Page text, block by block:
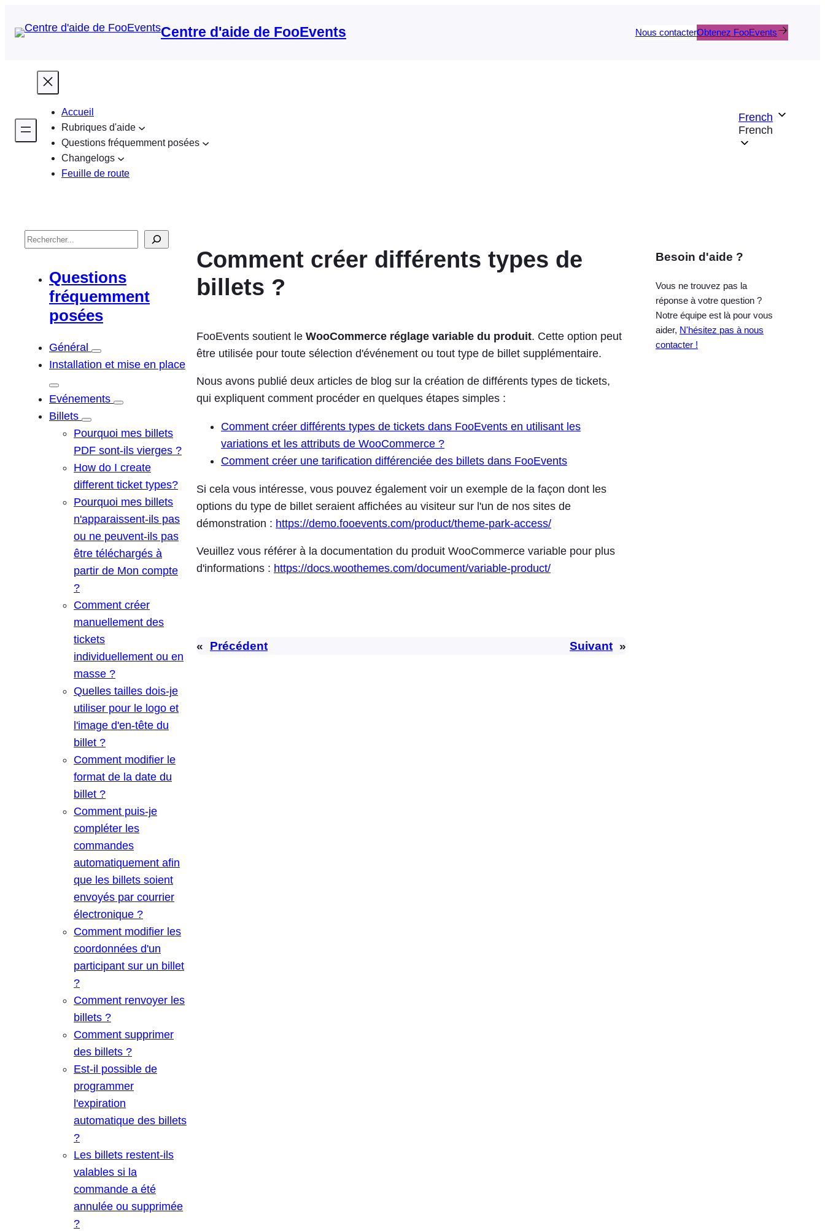
Centre d'aide de FooEvents Nous contacterObtenez FooEvents
Accueil
Rubriques d'aide
Questions fréquemment posées
Changelogs
Feuille de route
French
French
R
Questions
fréquemment
posées
Général
Installation et mise en place
Evénements
Billets
Pourquoi mes billets
PDF sont-ils vierges ?
How do I create
different ticket types?
Pourquoi mes billets
n'apparaissent-ils pas
ou ne peuvent-ils pas
être téléchargés à
partir de Mon compte
?
Comment créer
manuellement des
tickets
individuellement ou en
masse ?
Quelles tailles dois-je
utiliser pour le logo et
l'image d'en-tête du
billet ?
Comment modifier le
format de la date du
billet ?
Comment puis-je
compléter les
commandes
automatiquement afin
que les billets soient
envoyés par courrier
électronique ?
Comment modifier les
coordonnées d'un
participant sur un billet
?
Comment renvoyer les
billets ?
Comment supprimer
des billets ?
Est-il possible de
programmer
l'expiration
automatique des billets
?
Les billets restent-ils
valables si la
commande a été
annulée ou supprimée
?
Comment créer différents types de
billets ?
FooEvents soutient le WooCommerce réglage variable du produit. Cette option peut
être utilisée pour toute sélection d'événement ou tout type de billet supplémentaire.
Nous avons publié deux articles de blog sur la création de différents types de tickets,
qui expliquent comment procéder en quelques étapes simples :
Comment créer différents types de tickets dans FooEvents en utilisant les
variations et les attributs de WooCommerce ?
Comment créer une tarification différenciée des billets dans FooEvents
Si cela vous intéresse, vous pouvez également voir un exemple de la façon dont les
options du type de billet seraient affichées au visiteur sur l'un de nos sites de
démonstration : https://demo.fooevents.com/product/theme-park-access/
Veuillez vous référer à la documentation du produit WooCommerce variable pour plus
d'informations : https://docs.woothemes.com/document/variable-product/
« Précédent Suivant »
Besoin d'aide ?
Vous ne trouvez pas la
réponse à votre question ?
Notre équipe est là pour vous
aider, N'hésitez pas à nous
contacter !